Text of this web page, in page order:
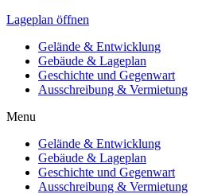
Lageplan öffnen
Gelände & Entwicklung
Gebäude & Lageplan
Geschichte und Gegenwart
Ausschreibung & Vermietung
Menu
Gelände & Entwicklung
Gebäude & Lageplan
Geschichte und Gegenwart
Ausschreibung & Vermietung